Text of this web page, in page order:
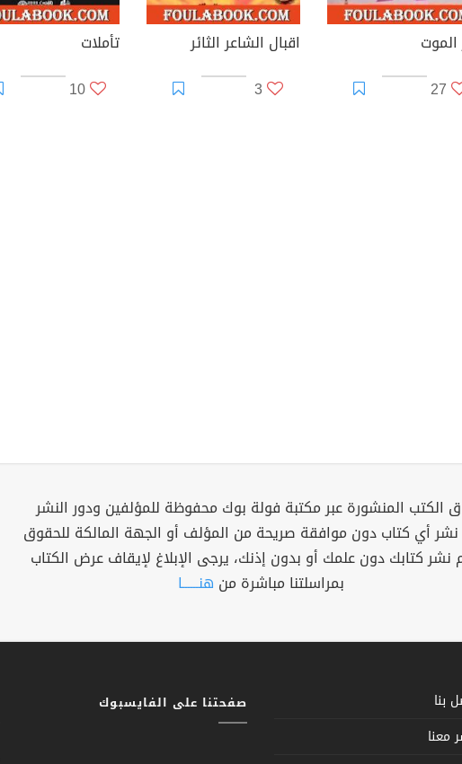
الموت
27
اقبال الشاعر الثائر
3
تأملات
10
الكتب المنشورة عبر مكتبة فولة بوك محفوظة للمؤلفين ودور النشر
نشر أي كتاب دون موافقة صريحة من المؤلف أو الجهة المالكة للحقوق
نشر كتابك دون علمك أو بدون إذنك، يرجى الإبلاغ لإيقاف عرض الكتاب
بمراسلتنا مباشرة من هنــــــا
بنا
معنا
صفحتنا على الفايسبوك